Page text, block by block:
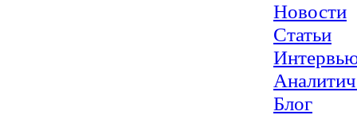
Новости
Статьи
Блог